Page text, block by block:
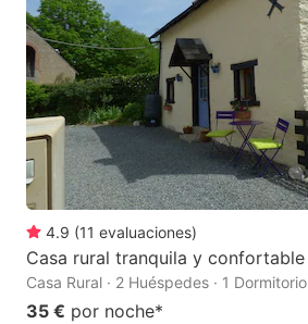
4.9 (11 evaluaciones)
Casa rural tranquila y confortable
Casa Rural · 2 Huéspedes · 1 Dormitorio
35 € por noche*